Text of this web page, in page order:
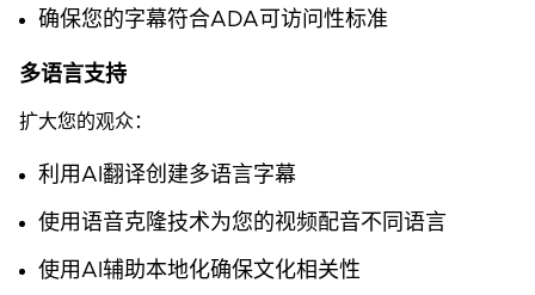
确保您的字幕符合ADA可访问性标准
多语言支持
扩大您的观众：
利用AI翻译创建多语言字幕
使用语音克隆技术为您的视频配音不同语言
使用AI辅助本地化确保文化相关性